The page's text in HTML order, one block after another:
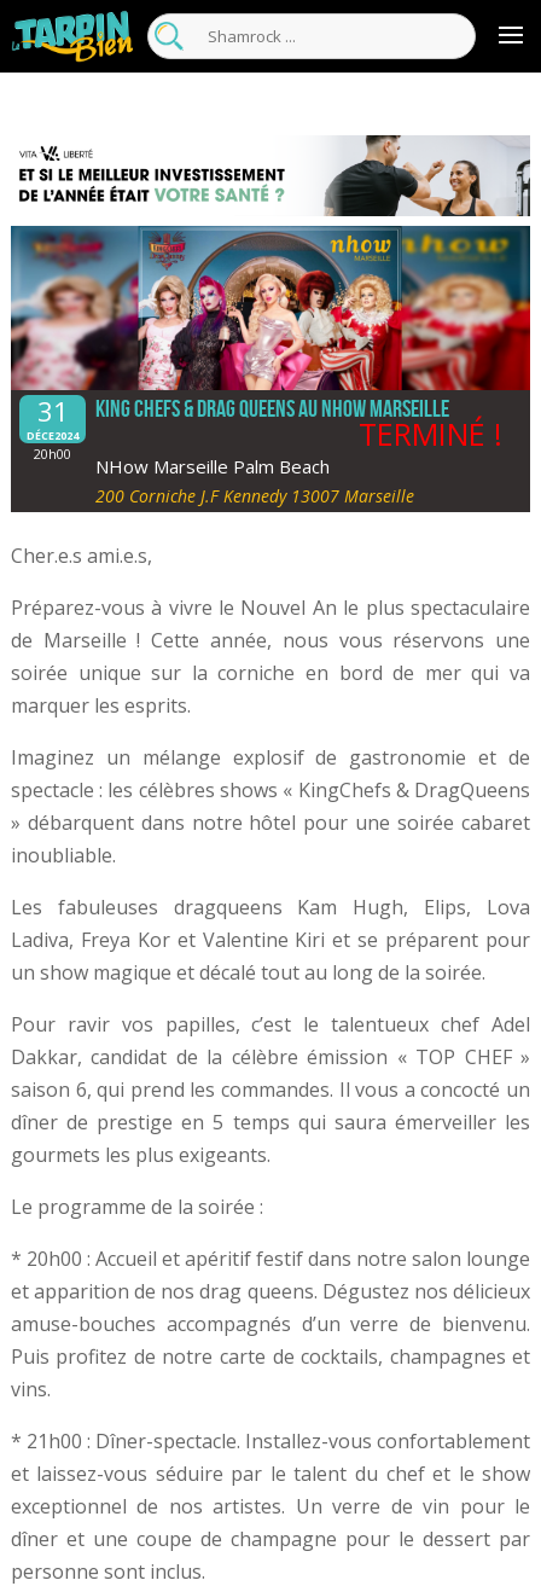
31
DÉCE2024
20h00
King Chefs & Drag Queens au nhow Marseille
TERMINÉ !
NHow Marseille Palm Beach
200 Corniche J.F Kennedy 13007 Marseille
Cher.e.s ami.e.s,
Préparez-vous à vivre le Nouvel An le plus spectaculaire
de Marseille ! Cette année, nous vous réservons une
soirée unique sur la corniche en bord de mer qui va
marquer les esprits.
Imaginez un mélange explosif de gastronomie et de
spectacle : les célèbres shows « KingChefs & DragQueens
» débarquent dans notre hôtel pour une soirée cabaret
inoubliable.
Les fabuleuses dragqueens Kam Hugh, Elips, Lova
Ladiva, Freya Kor et Valentine Kiri et se préparent pour
un show magique et décalé tout au long de la soirée.
Pour ravir vos papilles, c’est le talentueux chef Adel
Dakkar, candidat de la célèbre émission « TOP CHEF »
saison 6, qui prend les commandes. Il vous a concocté un
dîner de prestige en 5 temps qui saura émerveiller les
gourmets les plus exigeants.
Le programme de la soirée :
* 20h00 : Accueil et apéritif festif dans notre salon lounge
et apparition de nos drag queens. Dégustez nos délicieux
amuse-bouches accompagnés d’un verre de bienvenu.
Puis profitez de notre carte de cocktails, champagnes et
vins.
* 21h00 : Dîner-spectacle. Installez-vous confortablement
et laissez-vous séduire par le talent du chef et le show
exceptionnel de nos artistes. Un verre de vin pour le
dîner et une coupe de champagne pour le dessert par
personne sont inclus.